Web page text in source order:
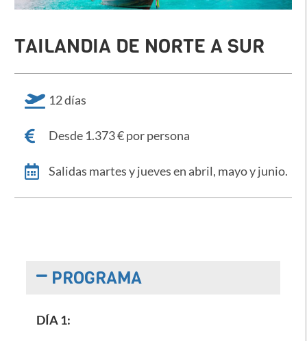
TAILANDIA DE NORTE A SUR
12 días
Desde 1.373 € por persona
Salidas martes y jueves en abril, mayo y junio.
PROGRAMA
DÍA 1: